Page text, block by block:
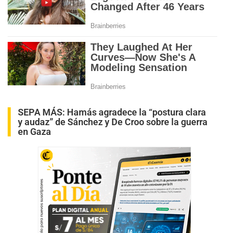
SEPA MÁS: Hamás agradece la “postura clara
y audaz” de Sánchez y De Croo sobre la guerra
en Gaza